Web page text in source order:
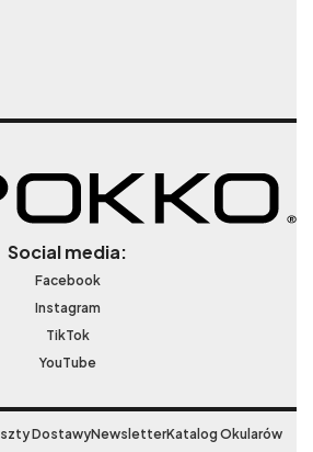
Social media:
Facebook
Instagram
TikTok
YouTube
DostawyNewsletterKatalog Okularów